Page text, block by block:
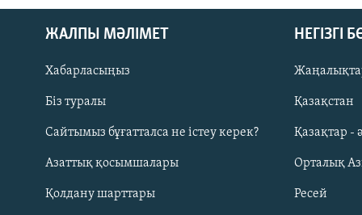
Русский
ЖАЛПЫ МӘЛІМЕТ
Хабарласыңыз
Біз туралы
Сайтымыз бұғатталса не істеу керек?
Азаттық қосымшалары
Қолдану шарттары
НЕГІЗГІ
Қазақстан
Қазақтар -
Орталық
Ресей